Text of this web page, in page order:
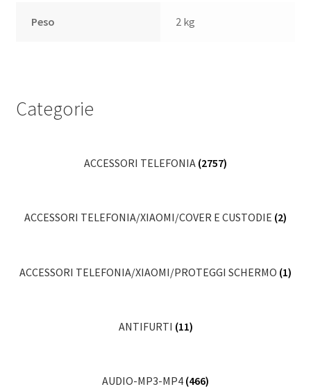
Peso 2 kg
Categorie
ACCESSORI TELEFONIA (2757)
ACCESSORI TELEFONIA/XIAOMI/COVER E CUSTODIE (2)
ACCESSORI TELEFONIA/XIAOMI/PROTEGGI SCHERMO (1)
ANTIFURTI (11)
AUDIO-MP3-MP4 (466)